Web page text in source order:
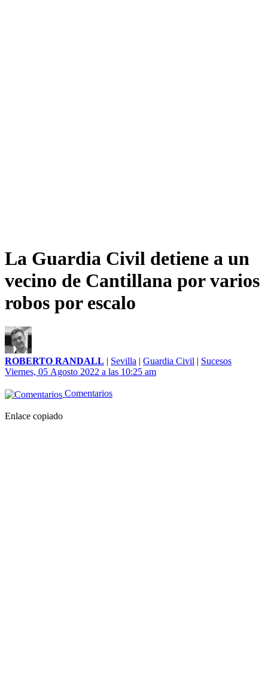
La Guardia Civil detiene a un
vecino de Cantillana por varios
robos por escalo
ROBERTO RANDALL | Sevilla | Guardia Civil | Sucesos
Viernes, 05 Agosto 2022 a las 10:25 am
Comentarios
Enlace copiado